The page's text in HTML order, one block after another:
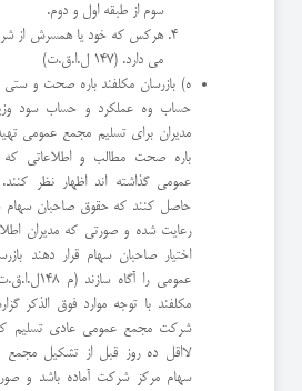
سوم از طبقه اول و دوم.
هركس كه خود یا همسرش از
می دارد. (١٤٧ ل.ا.ق.ت)
ه) بازرسان مكلفند باره صحت و
حساب وه عملكرد و حساب سود
مدیران برای تسلیم مجمع عمومی
باره صحت مطالب و اطلاعاتی كه
عمومی گذاشته اند اظهار نظر كنند.
حاصل كنند كه حقوق صاحبان سهام
رعایت شده و صورتی كه مدیران
اختیار صاحبان سهام قرار دهند
عمومی را
مكلفند با توجه موارد فوق الذكر
شركت مجمع عمومی عادی تسلیم
لااقل ده روز قبل از تشكیل
سهام مركز شركت آماده باشد و